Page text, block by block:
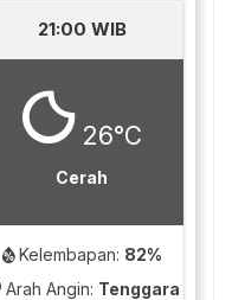
21:00 WIB
26°C
Cerah
Kelembapan: 82%
Arah Angin: Tenggara